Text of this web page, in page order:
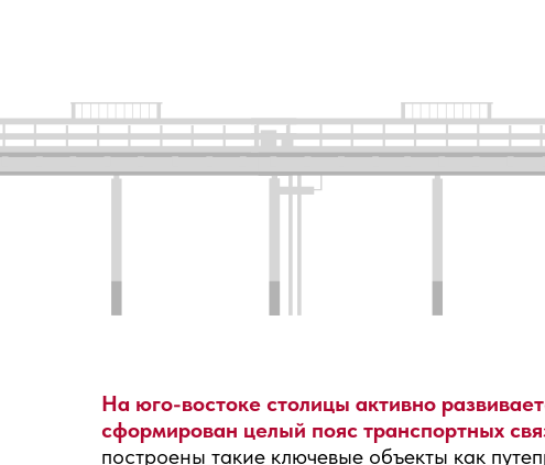
На юго-востоке столицы активно
сформирован целый пояс транспортных
построены такие ключевые объекты как